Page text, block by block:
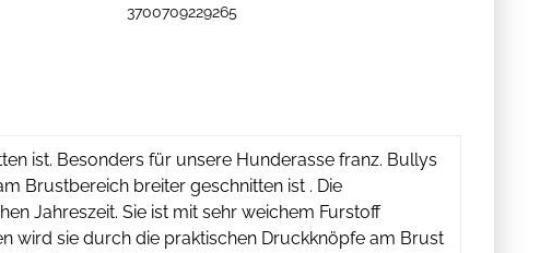
3700709229265
ist. Besonders für unsere Hunderasse franz. Bullys
Brustbereich breiter geschnitten ist . Die
Jahreszeit. Sie ist mit sehr weichem Furstoff
wird sie durch die praktischen Druckknöpfe am Brust